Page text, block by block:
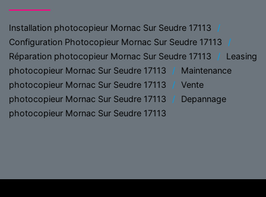
Installation photocopieur Mornac Sur Seudre 17113
Configuration Photocopieur Mornac Sur Seudre 17113
Réparation photocopieur Mornac Sur Seudre 17113
Leasing
photocopieur Mornac Sur Seudre 17113
Maintenance
photocopieur Mornac Sur Seudre 17113
Vente
photocopieur Mornac Sur Seudre 17113
Depannage
photocopieur Mornac Sur Seudre 17113